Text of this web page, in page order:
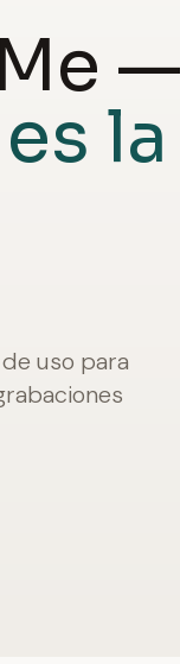
—
la
uso para